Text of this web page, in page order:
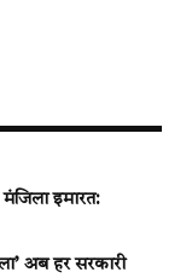
इमारत:
अब हर सरकारी